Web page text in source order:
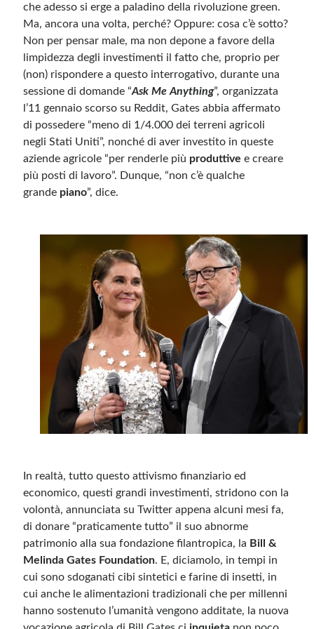
che adesso si erge a paladino della rivoluzione green.
Ma, ancora una volta, perché? Oppure: cosa c’è sotto?
Non per pensar male, ma non depone a favore della
limpidezza degli investimenti il fatto che, proprio per
(non) rispondere a questo interrogativo, durante una
sessione di domande “Ask Me Anything”, organizzata
l’11 gennaio scorso su Reddit, Gates abbia affermato
di possedere “meno di 1/4.000 dei terreni agricoli
negli Stati Uniti”, nonché di aver investito in queste
aziende agricole “per renderle più produttive e creare
più posti di lavoro”. Dunque, “non c’è qualche
grande piano”, dice.
In realtà, tutto questo attivismo finanziario ed
economico, questi grandi investimenti, stridono con la
volontà, annunciata su Twitter appena alcuni mesi fa,
di donare “praticamente tutto” il suo abnorme
patrimonio alla sua fondazione filantropica, la Bill &
Melinda Gates Foundation. E, diciamolo, in tempi in
cui sono sdoganati cibi sintetici e farine di insetti, in
cui anche le alimentazioni tradizionali che per millenni
hanno sostenuto l’umanità vengono additate, la nuova